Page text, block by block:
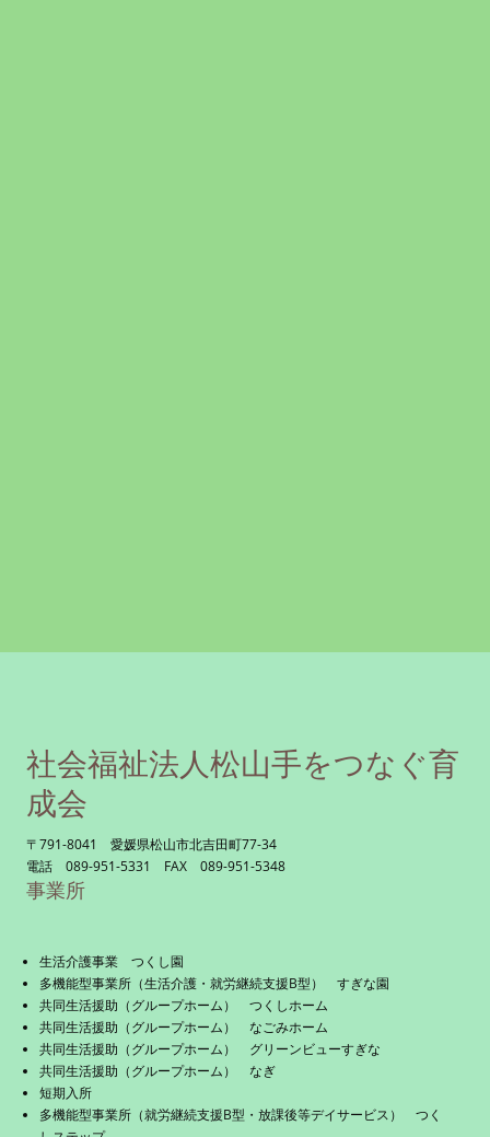
社会福祉法人松山手をつなぐ育
成会
〒791-8041 愛媛県松山市北吉田町77-34
電話 089-951-5331 FAX 089-951-5348
事業所
生活介護事業 つくし園
多機能型事業所（生活介護・就労継続支援B型） すぎな園
共同生活援助（グループホーム） つくしホーム
共同生活援助（グループホーム） なごみホーム
共同生活援助（グループホーム） グリーンビューすぎな
共同生活援助（グループホーム） なぎ
短期入所
多機能型事業所（就労継続支援B型・放課後等デイサービス） つく